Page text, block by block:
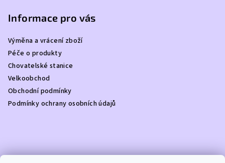
Informace pro vás
Výměna a vrácení zboží
Péče o produkty
Chovatelské stanice
Velkoobchod
Obchodní podmínky
Podmínky ochrany osobních údajů